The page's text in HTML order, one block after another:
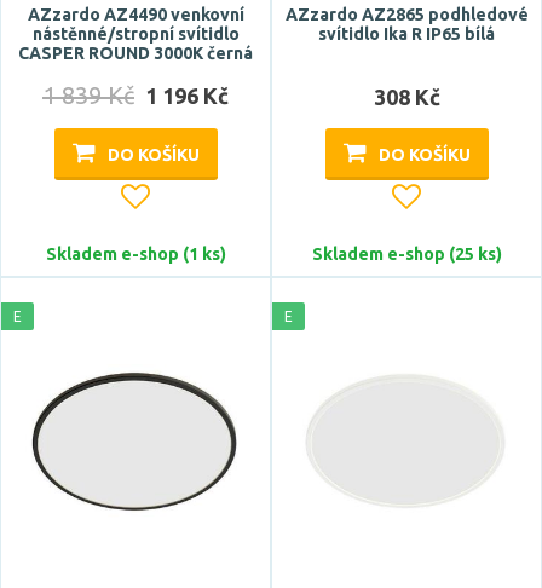
nerezová ocel
Zobrazit více
Funkce
bezrámečkové
bluetooth
Zobrazit více
Styl
hotel, restaurace
AZzardo AZ4490 venkovní
nástěnné/stropní svítidlo
CASPER ROUND 3000K černá
1 839 Kč 1 196 Kč
DO KOŠÍKU
Skladem e-shop (1 ks)
AZzardo AZ2865 podhledové
svítidlo Ika R IP65 bílá
308 Kč
DO KOŠÍKU
Skladem e-shop (25 ks)
E E